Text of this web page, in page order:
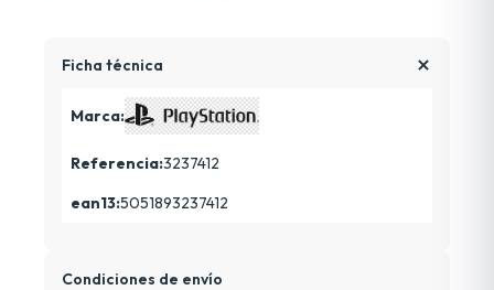
Ficha técnica
Marca:
Referencia:3237412
ean13:5051893237412
Condiciones de envío